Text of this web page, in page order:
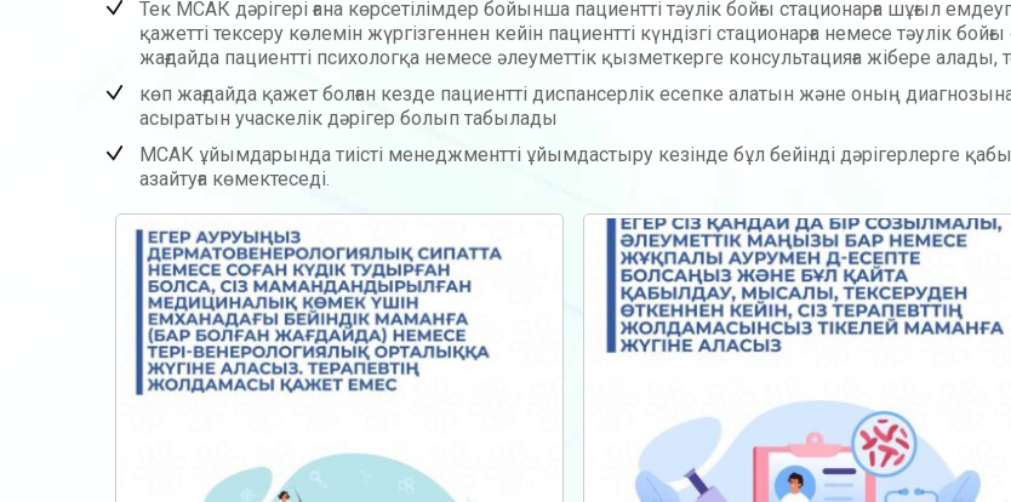
Тек МСАК дәрігері ғана көрсетілімдер бойынша пациентті тәулік бойғы стационарға шұғыл
қажетті тексеру көлемін жүргізгеннен кейін пациентті күндізгі стационарға немесе тәулік
жағдайда пациентті психологқа немесе әлеуметтік қызметкерге консультацияға жібере алады,
көп жағдайда қажет болған кезде пациентті диспансерлік есепке алатын және оның
асыратын учаскелік дәрігер болып табылады
МСАК ұйымдарында тиісті менеджментті ұйымдастыру кезінде бұл бейінді дәрігерлерге
азайтуға көмектеседі.